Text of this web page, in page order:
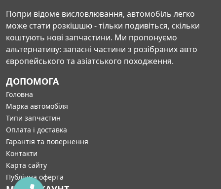
Попри відоме висловлювання, автомобіль легко
може стати розкішшю - тільки подивіться, скільки
коштують нові запчастини. Ми пропонуємо
альтернативу: запасні частини з розібраних авто
європейського та азіатського походження.
ДОПОМОГА
Головна
Марка автомобіля
Типи запчастин
Оплата і доставка
Гарантія та повернення
Контакти
Карта сайту
Публічна оферта